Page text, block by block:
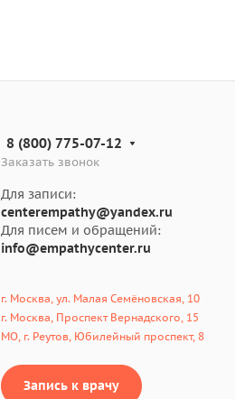
8 (800) 775-07-12
Заказать звонок
Для записи:
centerempathy@yandex.ru
Для писем и обращений:
info@empathycenter.ru
г. Москва, ул. Малая Семёновская, 10
г. Москва, Проспект Вернадского, 15
МО, г. Реутов, Юбилейный проспект, 8
Запись к врачу